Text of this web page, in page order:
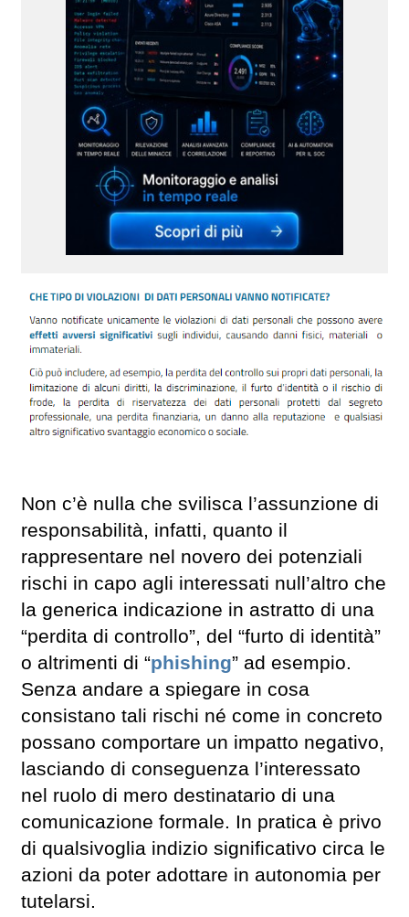
Non c’è nulla che svilisca l’assunzione di
responsabilità, infatti, quanto il
rappresentare nel novero dei potenziali
rischi in capo agli interessati null’altro che
la generica indicazione in astratto di una
“perdita di controllo”, del “furto di identità”
o altrimenti di “phishing” ad esempio.
Senza andare a spiegare in cosa
consistano tali rischi né come in concreto
possano comportare un impatto negativo,
lasciando di conseguenza l’interessato
nel ruolo di mero destinatario di una
comunicazione formale. In pratica è privo
di qualsivoglia indizio significativo circa le
azioni da poter adottare in autonomia per
tutelarsi.